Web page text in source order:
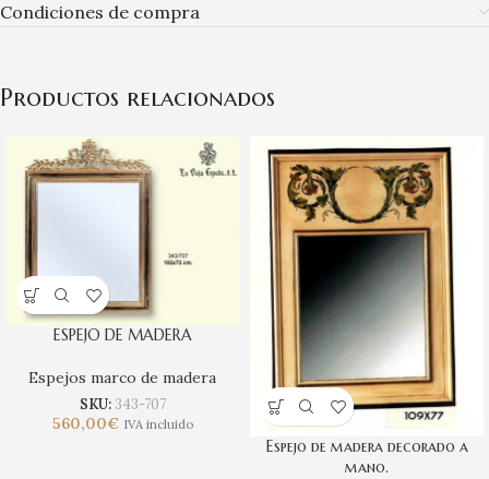
Condiciones de compra
Productos relacionados
ESPEJO DE MADERA
Espejos marco de madera
SKU: 343-707
560,00€ IVA incluido
Espejo de madera decorado a
mano.